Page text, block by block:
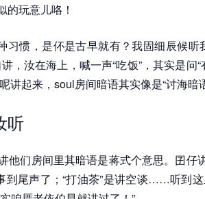
的玩意儿咯！
习惯，是伓是古早就有？我固细辰候听
，汝在海上，喊一声“吃饭”，其实是问“
讲起来，soul房间暗语其实像是“讨海暗
听
他们房间里其暗语是蒋式个意思。囝仔
到尾声了；“打油茶”是讲空谈……听到